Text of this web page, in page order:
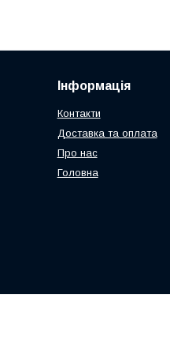
Інформація
Контакти
Доставка та оплата
Про нас
Головна